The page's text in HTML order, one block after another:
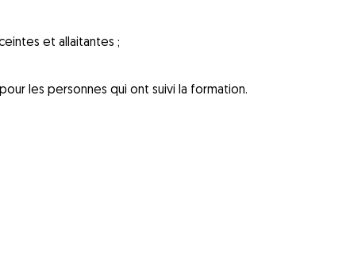
et allaitantes ;
les personnes qui ont suivi la formation.